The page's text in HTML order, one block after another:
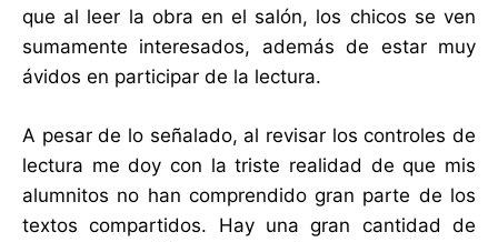
que al leer la obra en el salón, los chicos se ven
sumamente interesados, además de estar muy
ávidos en participar de la lectura.
A pesar de lo señalado, al revisar los controles de
lectura me doy con la triste realidad de que mis
alumnitos no han comprendido gran parte de los
textos compartidos. Hay una gran cantidad de